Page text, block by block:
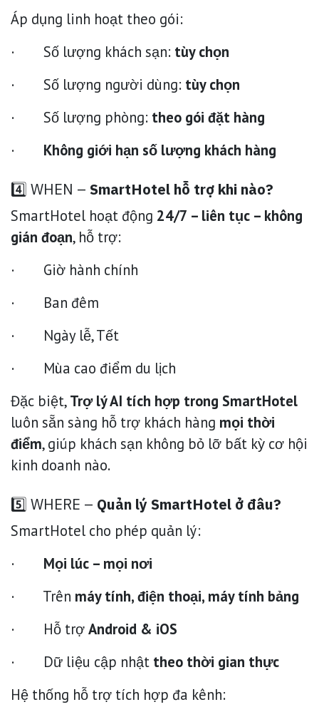
Áp dụng linh hoạt theo gói:
· Số lượng khách sạn: tùy chọn
· Số lượng người dùng: tùy chọn
· Số lượng phòng: theo gói đặt hàng
· Không giới hạn số lượng khách hàng
4️⃣ WHEN – SmartHotel hỗ trợ khi nào?
SmartHotel hoạt động 24/7 – liên tục – không
gián đoạn, hỗ trợ:
· Giờ hành chính
· Ban đêm
· Ngày lễ, Tết
· Mùa cao điểm du lịch
Đặc biệt,Trợ lý AI tích hợp trong SmartHotel
luôn sẵn sàng hỗ trợ khách hàng mọi thời
điểm, giúp khách sạn không bỏ lỡ bất kỳ cơ hội
kinh doanh nào.
5️⃣ WHERE – Quản lý SmartHotel ở đâu?
SmartHotel cho phép quản lý:
· Mọi lúc – mọi nơi
· Trên máy tính, điện thoại, máy tính bảng
· Hỗ trợAndroid & iOS
· Dữ liệu cập nhật theo thời gian thực
Hệ thống hỗ trợ tích hợp đa kênh: